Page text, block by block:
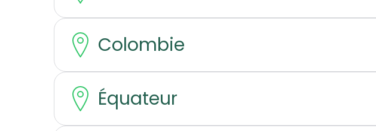
Colombie
Équateur